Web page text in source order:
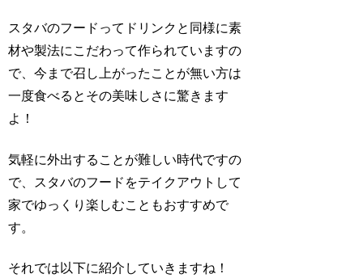
スタバのフードってドリンクと同様に素
材や製法にこだわって作られていますの
で、今まで召し上がったことが無い方は
一度食べるとその美味しさに驚きます
よ！
気軽に外出することが難しい時代ですの
で、スタバのフードをテイクアウトして
家でゆっくり楽しむこともおすすめで
す。
それでは以下に紹介していきますね！